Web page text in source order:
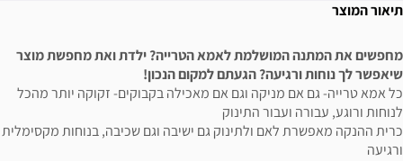
תיאור המוצר
מחפשים את המתנה המושלמת לאמא הטרייה? ילדת ואת מחפשת מוצר
שיאפשר לך נוחות ורגיעה? הגעתם למקום הנכון!
כל אמא טרייה- גם אם מניקה וגם אם מאכילה בקבוקים- זקוקה יותר מהכל
לנוחות ורוגע, עבורה ועבור התינוק
כרית ההנקה מאפשרת לאם ולתינוק גם ישיבה וגם שכיבה, בנוחות מקסימלית
ורגיעה